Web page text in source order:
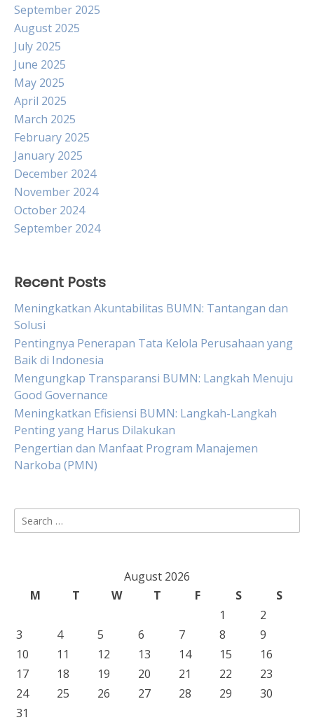
September 2025
August 2025
July 2025
June 2025
May 2025
April 2025
March 2025
February 2025
January 2025
December 2024
November 2024
October 2024
September 2024
Recent Posts
Meningkatkan Akuntabilitas BUMN: Tantangan dan
Solusi
Pentingnya Penerapan Tata Kelola Perusahaan yang
Baik di Indonesia
Mengungkap Transparansi BUMN: Langkah Menuju
Good Governance
Meningkatkan Efisiensi BUMN: Langkah-Langkah
Penting yang Harus Dilakukan
Pengertian dan Manfaat Program Manajemen
Narkoba (PMN)
Search
for:
August 2026
M
T W T F S
S
1
2
3
4 5 6 7 8
9
10
11 12 13 14 15
16
17
18 19 20 21 22
23
24
25 26 27 28 29
30
31